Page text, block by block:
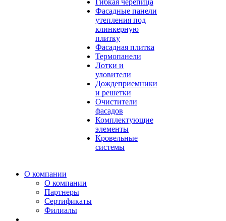
Гибкая черепица
Фасадные панели
утепления под
клинкерную
плитку
Фасадная плитка
Термопанели
Лотки и
уловители
Дождеприемники
и решетки
Очистители
фасадов
Комплектующие
элементы
Кровельные
системы
О компании
О компании
Партнеры
Сертификаты
Филиалы